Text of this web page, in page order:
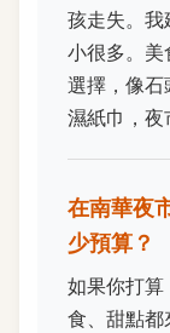
孩走失。我
小很多。
選擇，像
濕紙巾，夜
在南華夜
少預算？
如果你打
食、甜點